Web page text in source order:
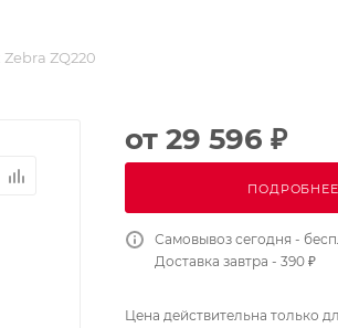
ZQ220
от 29 596 ₽
ПОДРОБНЕЕ
Самовывоз сегодня -
Доставка завтра - 390 ₽
Цена действительна только